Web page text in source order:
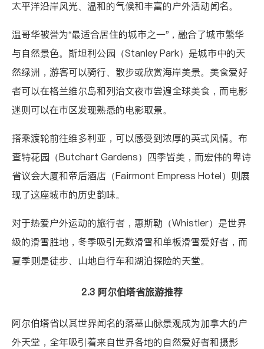
太平洋沿岸风光、温和的气候和丰富的户外活动闻名。
温哥华被誉为“最适合居住的城市之一”，融合了城市繁华
与自然景色。斯坦利公园（Stanley Park）是城市中的天
然绿洲，游客可以骑行、散步或欣赏海岸美景。美食爱好
者可以在格兰维尔岛和列治文夜市尝遍全球美食，而电影
迷则可以在市区发现熟悉的电影取景。
搭乘渡轮前往维多利亚，可以感受到浓厚的英式风情。布
查特花园（Butchart Gardens）四季皆美，而宏伟的卑诗
省议会大厦和帝后酒店（Fairmont Empress Hotel）则展
现了这座城市的历史韵味。
对于热爱户外运动的旅行者，惠斯勒（Whistler）是世界
级的滑雪胜地，冬季吸引无数滑雪和单板滑雪爱好者，而
夏季则是徒步、山地自行车和湖泊探险的天堂。
2.3 阿尔伯塔省旅游推荐
阿尔伯塔省以其世界闻名的落基山脉景观成为加拿大的户
外天堂，全年吸引着来自世界各地的自然爱好者和摄影